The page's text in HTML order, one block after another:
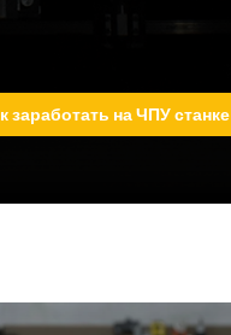
заработать на ЧПУ станке